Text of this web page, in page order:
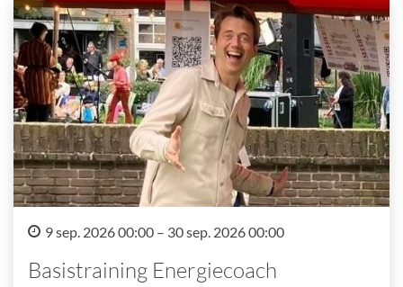
9 sep. 2026 00:00 – 30 sep. 2026 00:00
Basistraining Energiecoach